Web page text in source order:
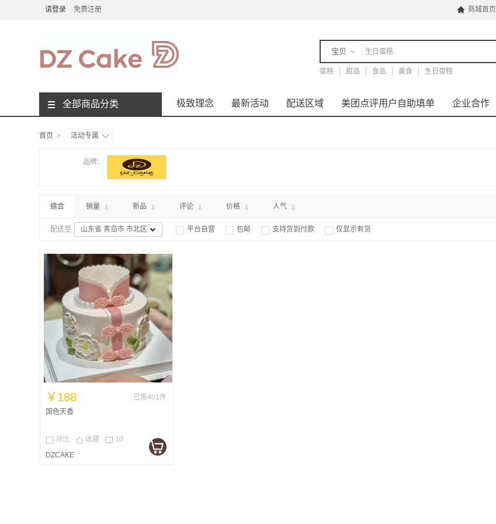
请登录 免费注册  商城首页
宝贝
店铺
蛋糕 甜品 食品 美食 生日蛋糕
全部商品分类 极致理念 最新活动 配送区域 美团点评用户自助填单 企业合作
首页 > 活动专属
品牌：
综合 销量 新品 评论 价格 人气
配送至 山东省 青岛市 市北区 平台自营 包邮 支持货到付款 仅显示有货
￥188
已售401件
国色天香
对比  收藏  10
DZCAKE